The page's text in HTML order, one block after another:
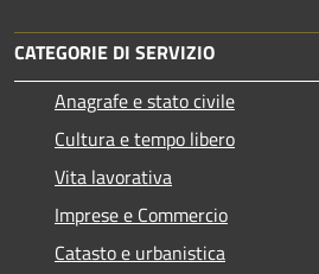
CATEGORIE DI SERVIZIO
Anagrafe e stato civile
Cultura e tempo libero
Vita lavorativa
Imprese e Commercio
Catasto e urbanistica